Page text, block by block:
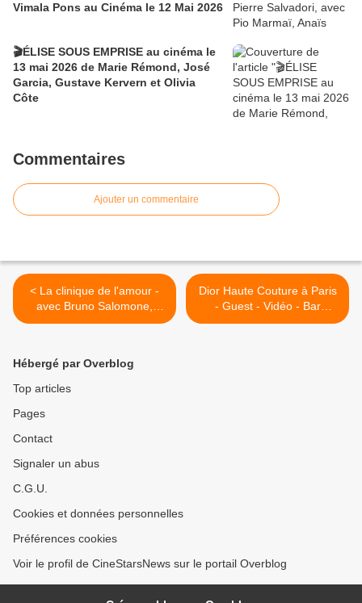
Vimala Pons au Cinéma le 12 Mai 2026
🎬ÉLISE SOUS EMPRISE au cinéma le
13 mai 2026 de Marie Rémond, José
Garcia, Gustave Kervern et Olivia
Côte
Commentaires
Ajouter un commentaire
< La clinique de l'amour -
avec Bruno Salomone,
Helena Noguerra, Artus de
Dior Haute Couture à Paris
- Guest - Vidéo - Bar
Refaeli, Cameron Diaz >
Hébergé par Overblog
Top articles
Pages
Contact
Signaler un abus
C.G.U.
Cookies et données personnelles
Préférences cookies
Voir le profil de CineStarsNews sur le portail Overblog